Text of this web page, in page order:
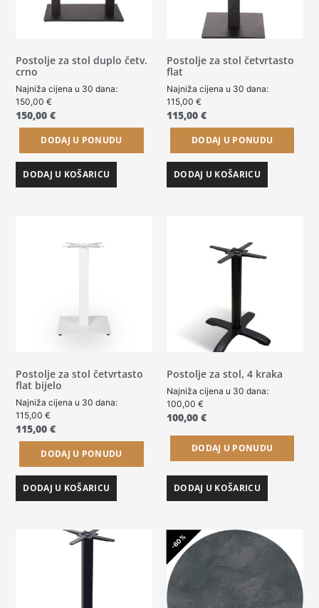
Postolje za stol duplo četv.
crno
Najniža cijena u 30 dana:
150,00€
150,00€
DODAJ U PONUDU
DODAJ U KOŠARICU
Postolje za stol četvrtasto
flat
Najniža cijena u 30 dana:
115,00 €
115,00 €
DODAJ U PONUDU
DODAJ U KOŠARICU
Postolje za stol četvrtasto
flat bijelo
Najniža cijena u 30 dana:
115,00€
115,00€
DODAJ U PONUDU
DODAJ U KOŠARICU
Postolje za stol, 4 kraka
Najniža cijena u 30 dana:
100,00 €
100,00 €
DODAJ U PONUDU
DODAJ U KOŠARICU
-60%